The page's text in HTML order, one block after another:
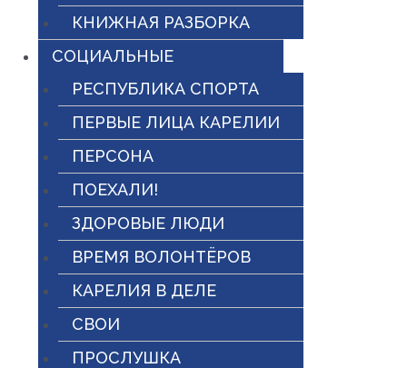
КНИЖНАЯ РАЗБОРКА
СОЦИАЛЬНЫЕ
РЕСПУБЛИКА СПОРТА
ПЕРВЫЕ ЛИЦА КАРЕЛИИ
ПЕРСОНА
ПОЕХАЛИ!
ЗДОРОВЫЕ ЛЮДИ
ВРЕМЯ ВОЛОНТЁРОВ
КАРЕЛИЯ В ДЕЛЕ
СВОИ
ПРОСЛУШКА